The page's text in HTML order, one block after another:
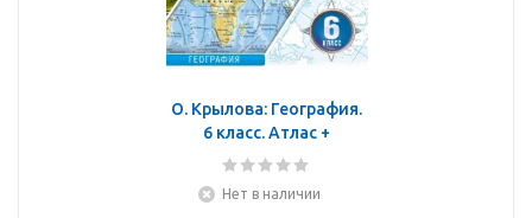
О. Крылова: География.
6 класс. Атлас +
контурные карты.
границах. ФГОС
Нет в наличии